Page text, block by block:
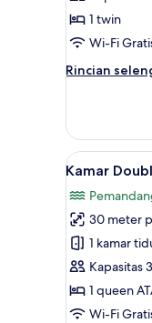
Tempat
Tidur
1 twin
Wi-Fi
Rincian
Rincian
Kamar
Single,
1
Tidur
Twin,
pemandangan
kebun
Lihat
semua
foto
untuk
Kamar
Double
Superior
7
Kamar
30 meter
1 kamar
Kapasitas 3
1 queen
Wi-Fi